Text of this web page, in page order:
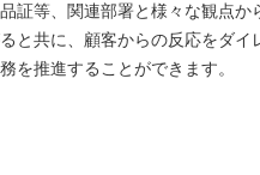
証等、関連部署と様々な観点か
と共に、顧客からの反応をダイ
を推進することができます。